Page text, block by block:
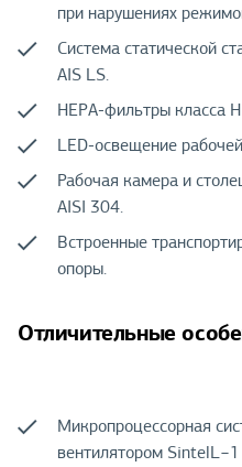
при нарушениях
Система статической
AIS LS.
HEPA-фильтры класса
LED-освещение
Рабочая камера и
AISI 304.
Встроенные
опоры.
Отличительные
Микропроцессорная
вентилятором